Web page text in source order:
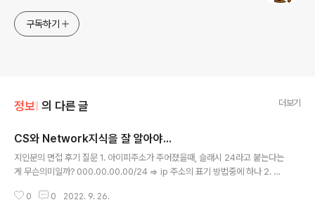
구독하기
정보❕ 의 다른 글 더보기
CS와 Network지식을 잘 알아야...
지인분의 면접 후기 질문 1. 아이피주소가 주어졌을때, 슬래시 24라고 붙는다는
게 무슨의미일까? 000.00.00.00/24 => ip 주소의 표기 방법중에 하나 2. b
야 한다. - 알고리즘 구현연습 - cs, network 지식 공부..
0 0 2022. 9. 26.